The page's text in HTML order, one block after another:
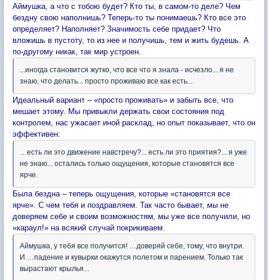
Аймушка, а что с тобою будет? Кто ты, в самом-то деле? Чем
бездну свою наполнишь? Теперь-то ты понимаешь? Кто все это
определяет? Наполняет? Значимость себе придает? Что
вложишь в пустоту, то из нее и получишь, тем и жить будешь. А
по-другому никак, так мир устроен.
...иногда становится жутко, что все что я знала - исчезло... я не
знаю, что делать... просто проживаю все как есть...
Идеальный вариант – «просто проживать» и забыть все, что
мешает этому. Мы привыкли держать свои состояния под
контролем, нас ужасает иной расклад, но опыт показывает, что он
эффективен:
…есть ли это движение навстречу?... есть ли это приятия?... я уже
не знаю... остались только ощущения, которые становятся все
ярче.
Была бездна – теперь ощущения, которые «становятся все
ярче». С чем тебя и поздравляем. Так часто бывает, мы не
доверяем себе и своим возможностям, мы уже все получили, но
«караул!» на всякий случай покрикиваем.
Аймушка, у тебя все получится! …доверяй себе, тому, что внутри.
И …падение и кувырки окажутся полетом и парением. Только так
вырастают крылья...